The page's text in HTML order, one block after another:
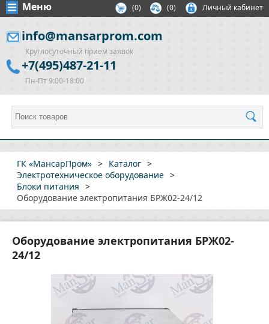
Меню (0) (0) Личный кабинет
info@mansarprom.com
Круглосуточный прием заявок
+7(495)487-21-11
Пн-Пт 9:00-18:00
ГК «МансарПром» > Каталог >
Электротехническое оборудование >
Блоки питания >
Оборудование электропитания БРЖ02-24/12
Оборудование электропитания БРЖ02-
24/12